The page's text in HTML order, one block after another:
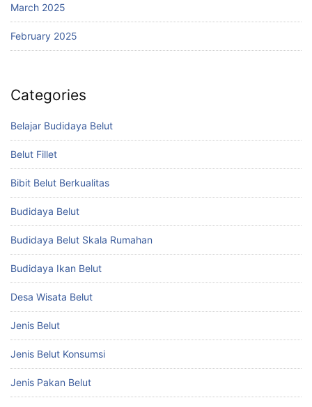
March 2025
February 2025
Categories
Belajar Budidaya Belut
Belut Fillet
Bibit Belut Berkualitas
Budidaya Belut
Budidaya Belut Skala Rumahan
Budidaya Ikan Belut
Desa Wisata Belut
Jenis Belut
Jenis Belut Konsumsi
Jenis Pakan Belut